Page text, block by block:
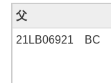
父
21LB06921 BC